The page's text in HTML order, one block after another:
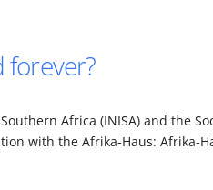
forever?
Southern Africa (INISA) and the
with the Afrika-Haus: Afrika-